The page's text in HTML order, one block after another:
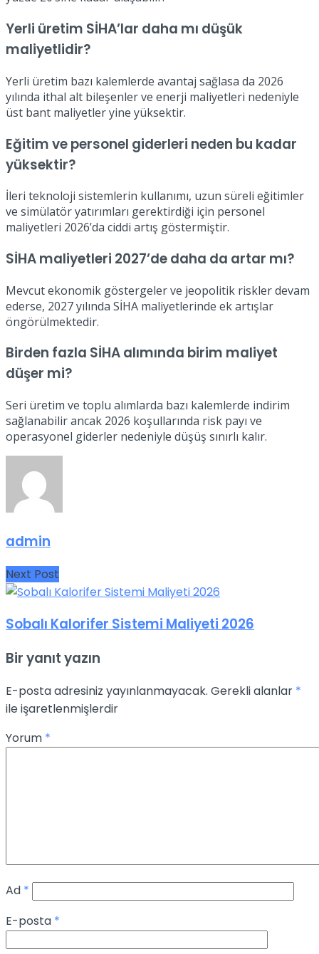
Yerli üretim SİHA’lar daha mı düşük
maliyetlidir?
Yerli üretim bazı kalemlerde avantaj sağlasa da 2026
yılında ithal alt bileşenler ve enerji maliyetleri nedeniyle
üst bant maliyetler yine yüksektir.
Eğitim ve personel giderleri neden bu kadar
yüksektir?
İleri teknoloji sistemlerin kullanımı, uzun süreli eğitimler
ve simülatör yatırımları gerektirdiği için personel
maliyetleri 2026’da ciddi artış göstermiştir.
SİHA maliyetleri 2027’de daha da artar mı?
Mevcut ekonomik göstergeler ve jeopolitik riskler devam
ederse, 2027 yılında SİHA maliyetlerinde ek artışlar
öngörülmektedir.
Birden fazla SİHA alımında birim maliyet
düşer mi?
Seri üretim ve toplu alımlarda bazı kalemlerde indirim
sağlanabilir ancak 2026 koşullarında risk payı ve
operasyonel giderler nedeniyle düşüş sınırlı kalır.
admin
Next Post
Sobalı Kalorifer Sistemi Maliyeti 2026
Bir yanıt yazın
E-posta adresiniz yayınlanmayacak. Gerekli alanlar *
ile işaretlenmişlerdir
Yorum *
Ad *
E-posta *